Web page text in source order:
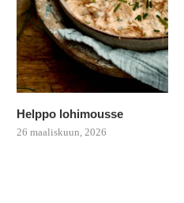
Helppo lohimousse
26 maaliskuun, 2026